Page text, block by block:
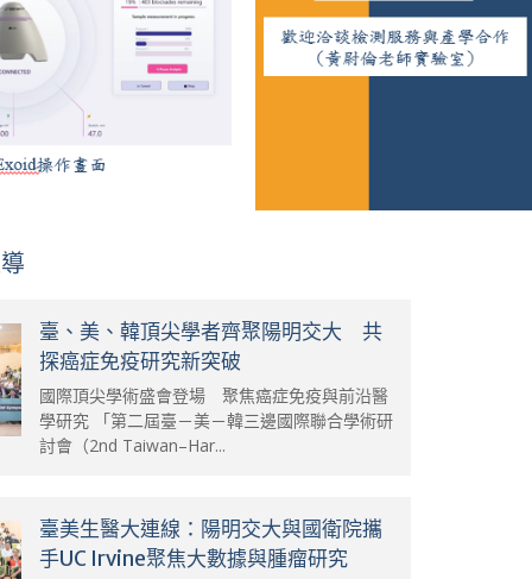
臺、美、韓頂尖學者齊聚陽明交大 共
探癌症免疫研究新突破
國際頂尖學術盛會登場 聚焦癌症免疫與前沿醫
學研究 「第二屆臺－美－韓三邊國際聯合學術研
討會（2nd Taiwan–Har...
臺美生醫大連線：陽明交大與國衛院攜
手UC Irvine聚焦大數據與腫瘤研究